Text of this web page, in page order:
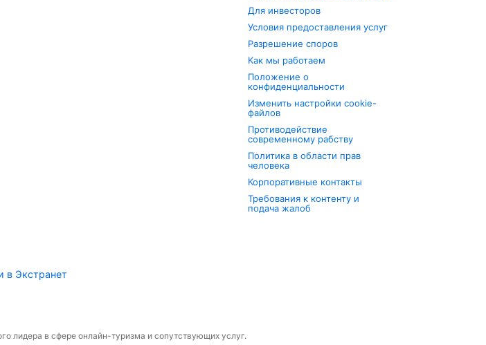
Для инвесторов
Условия предоставления услуг
Разрешение споров
Как мы работаем
Положение о
конфиденциальности
Изменить настройки cookie-
файлов
Противодействие
современному рабству
Политика в области прав
человека
Корпоративные контакты
Требования к контенту и
подача жалоб
в Экстранет
лидера в сфере онлайн-туризма и сопутствующих услуг.